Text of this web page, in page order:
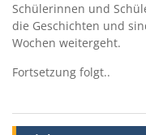
Schülerinnen und
die Geschichten und
Wochen weitergeht.
Fortsetzung folgt..